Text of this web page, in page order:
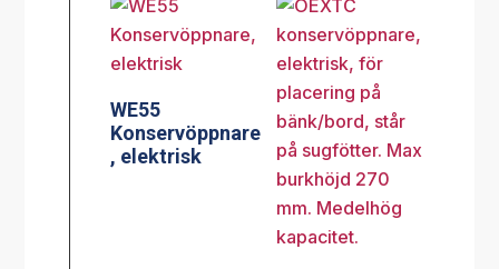
WE55
Konservöppnare
, elektrisk